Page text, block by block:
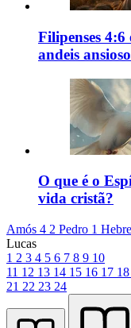
Filipenses
andeis
O que é o
vida cristã?
Amós 4 2 Pedro 1
Lucas
1 2 3 4 5 6 7 8 9 10
11 12 13 14 15 16 17 18
21 22 23 24